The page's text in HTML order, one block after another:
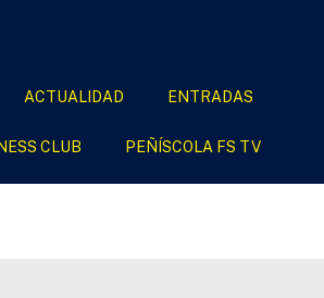
ACTUALIDAD ENTRADAS
CLUB PEÑÍSCOLA FS TV